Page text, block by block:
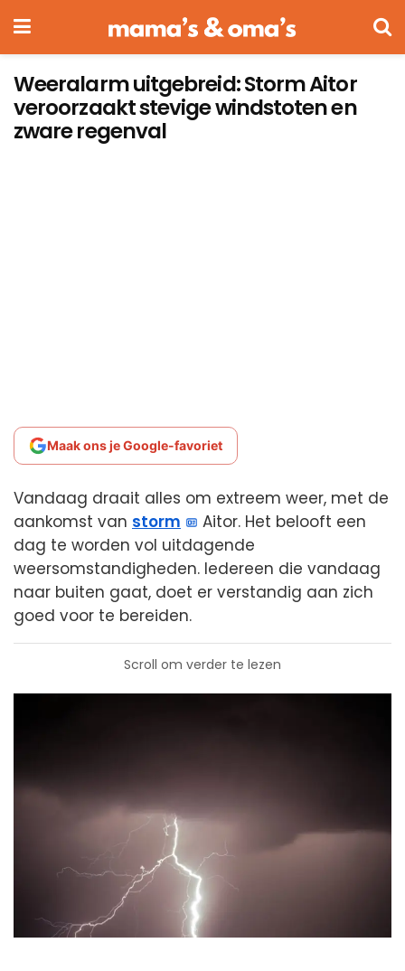
Weeralarm uitgebreid: Storm Aitor
veroorzaakt stevige windstoten en
zware regenval
Maak ons je Google-favoriet
Vandaag draait alles om extreem weer, met de
aankomst van storm
Aitor. Het belooft een
dag te worden vol uitdagende
weersomstandigheden. Iedereen die vandaag
naar buiten gaat, doet er verstandig aan zich
goed voor te bereiden.
Scroll om verder te lezen